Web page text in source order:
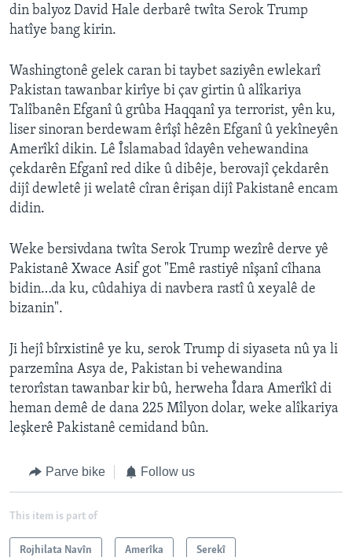
din balyoz David Hale derbarê twîta Serok Trump
hatîye bang kirin.
Washingtonê gelek caran bi taybet saziyên ewlekarî
Pakistan tawanbar kirîye bi çav girtin û alîkariya
Talîbanên Efganî û grûba Haqqanî ya terrorist, yên ku,
liser sinoran berdewam êrîşî hêzên Efganî û yekîneyên
Amerîkî dikin. Lê Îslamabad îdayên vehewandina
çekdarên Efganî red dike û dibêje, berovajî çekdarên
dijî dewletê ji welatê cîran êrişan dijî Pakistanê encam
didin.
Weke bersivdana twîta Serok Trump wezîrê derve yê
Pakistanê Xwace Asif got "Emê rastiyê nîşanî cîhana
bidin…da ku, cûdahiya di navbera rastî û xeyalê de
bizanin".
Ji hejî bîrxistinê ye ku, serok Trump di siyaseta nû ya li
parzemîna Asya de, Pakistan bi vehewandina
terorîstan tawanbar kir bû, herweha Îdara Amerîkî di
heman demê de dana 225 Mîlyon dolar, weke alîkariya
leşkerê Pakistanê cemidand bûn.
Parve bike Follow us
This item is part of
Rojhilata Navîn Amerîka Serekî